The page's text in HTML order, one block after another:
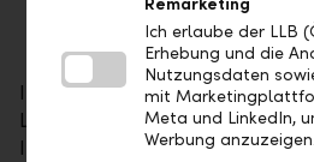
Die
vielfach ausgezeichnet
In der LLB Österreich spiegeln
LLB-Gruppe wider. Sie steht
Innovationskraft und bürgt für
Remarketing
Ich erlaube der LLB
Erhebung und die
Nutzungsdaten
mit
Meta und LinkedIn,
Werbung anzuzeigen.